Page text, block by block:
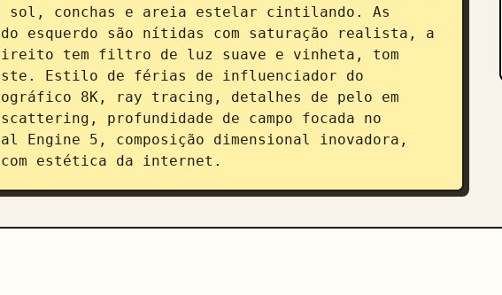
sol, conchas e areia estelar cintilando. As
esquerdo são nítidas com saturação realista, a
tem filtro de luz suave e vinheta, tom
Estilo de férias de influenciador do
8K, ray tracing, detalhes de pelo em
profundidade de campo focada no
Engine 5, composição dimensional inovadora,
estética da internet.